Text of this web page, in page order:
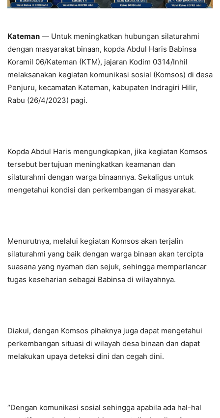
Kateman — Untuk meningkatkan hubungan silaturahmi
dengan masyarakat binaan, kopda Abdul Haris Babinsa
Koramil 06/Kateman (KTM), jajaran Kodim 0314/Inhil
melaksanakan kegiatan komunikasi sosial (Komsos) di desa
Penjuru, kecamatan Kateman, kabupaten Indragiri Hilir,
Rabu (26/4/2023) pagi.
Kopda Abdul Haris mengungkapkan, jika kegiatan Komsos
tersebut bertujuan meningkatkan keamanan dan
silaturahmi dengan warga binaannya. Sekaligus untuk
mengetahui kondisi dan perkembangan di masyarakat.
Menurutnya, melalui kegiatan Komsos akan terjalin
silaturahmi yang baik dengan warga binaan akan tercipta
suasana yang nyaman dan sejuk, sehingga memperlancar
tugas keseharian sebagai Babinsa di wilayahnya.
Diakui, dengan Komsos pihaknya juga dapat mengetahui
perkembangan situasi di wilayah desa binaan dan dapat
melakukan upaya deteksi dini dan cegah dini.
“Dengan komunikasi sosial sehingga apabila ada hal-hal